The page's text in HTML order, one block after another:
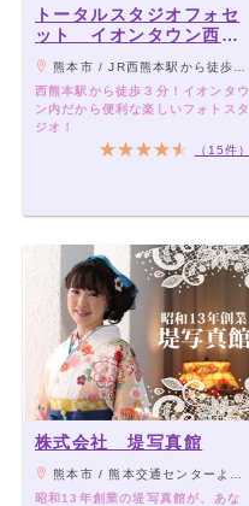
トータルスタジオフォセ
ット イオンタウン西熊
本店
熊本市 / JR西熊本駅から徒歩３分
西熊本駅から徒歩３分！イオンタウ
ン内だから便利な楽しいフォトスタ
ジオ！
（15件）
株式会社 堤写真館
熊本市 / 熊本交通センターより徒歩8分/熊本市電通町筋駅から徒歩7分
昭和13年創業の堤写真館が、あな